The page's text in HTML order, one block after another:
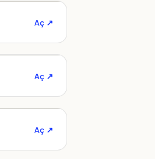
Aç ↗
Aç ↗
Aç ↗